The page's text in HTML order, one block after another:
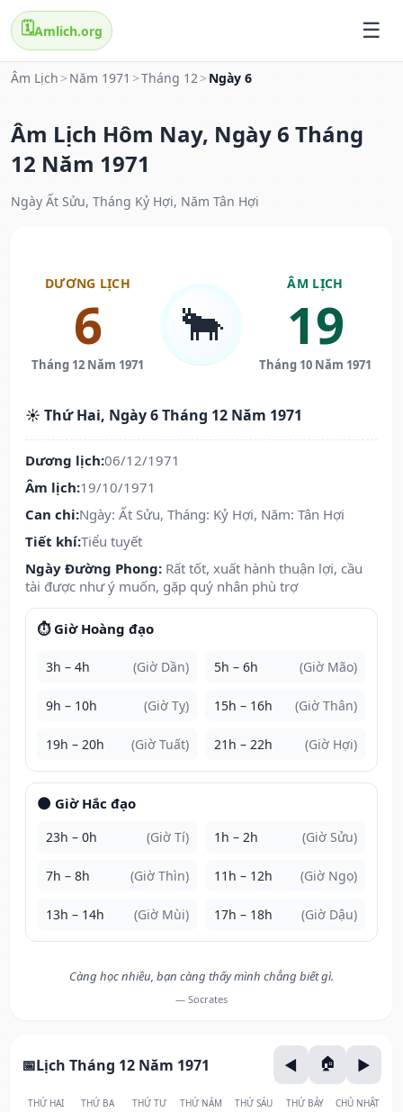
🗓️Amlich.org
Âm Lịch > Năm 1971 >Tháng 12> Ngày 6
Âm Lịch Hôm Nay, Ngày 6 Tháng
12 Năm 1971
Ngày Ất Sửu, Tháng Kỷ Hợi, Năm Tân Hợi
DƯƠNG LỊCH
6
Tháng 12 Năm 1971
🐂
ÂM LỊCH
19
Tháng 10 Năm 1971
☀️ Thứ Hai, Ngày 6 Tháng 12 Năm 1971
Dương lịch:06/12/1971
Âm lịch:19/10/1971
Can chi:Ngày: Ất Sửu, Tháng: Kỷ Hợi, Năm: Tân Hợi
Tiết khí:Tiểu tuyết
Ngày Đường Phong: Rất tốt, xuất hành thuận lợi, cầu
tài được như ý muốn, gặp quý nhân phù trợ
⏱️ Giờ Hoàng đạo
3h – 4h (Giờ Dần) 5h – 6h (Giờ Mão)
9h – 10h (Giờ Tỵ) 15h – 16h (Giờ Thân)
19h – 20h (Giờ Tuất) 21h – 22h (Giờ Hợi)
🌑 Giờ Hắc đạo
23h – 0h (Giờ Tí) 1h – 2h (Giờ Sửu)
7h – 8h (Giờ Thìn) 11h – 12h (Giờ Ngọ)
13h – 14h (Giờ Mùi) 17h – 18h (Giờ Dậu)
Càng học nhiều, bạn càng thấy mình chẳng biết gì.
— Socrates
Lịch Tháng 12 Năm 1971
THỨ HAI THỨ BA THỨ TƯ THỨ NĂM THỨ SÁU THỨ BẢY CHỦ NHẬT